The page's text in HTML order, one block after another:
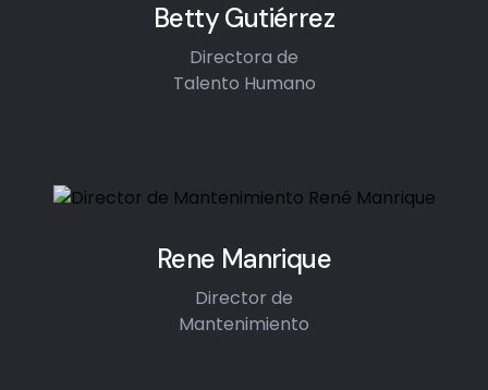
Betty Gutiérrez
Directora de
Talento Humano
Rene Manrique
Director de
Mantenimiento